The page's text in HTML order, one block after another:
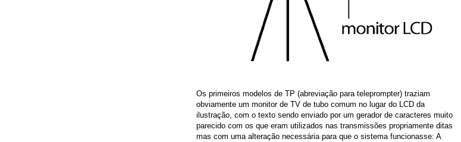
Os primeiros modelos de TP (abreviação para teleprompter) traziam
obviamente um monitor de TV de tubo comum no lugar do LCD da
ilustração, com o texto sendo enviado por um gerador de caracteres muito
parecido com os que eram utilizados nas transmissões propriamente ditas
mas com uma alteração necessária para que o sistema funcionasse: A